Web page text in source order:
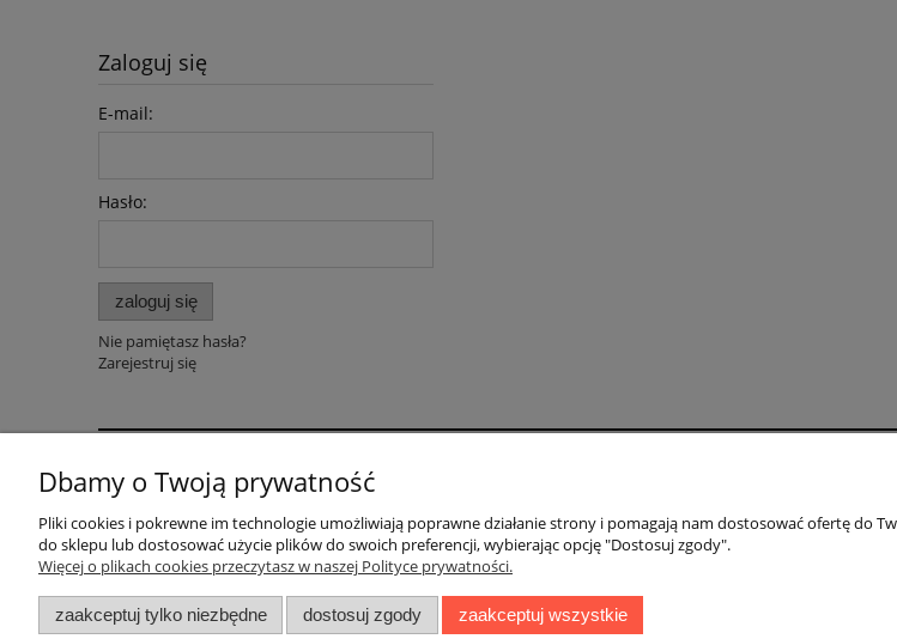
Zaloguj się
E-mail:
Hasło:
zaloguj się
Nie pamiętasz hasła?
Zarejestruj się
Pomoc
Polityka prywatności
Regulaminy
Faktury i paragony
Koszty dostawy
Sposoby płatności
Twoje zamówienia
Ustawienia konta
Dbamy o Twoją prywatność
Pliki cookies i pokrewne im technologie umożliwiają poprawne działanie strony i pomagają nam dostosować ofertę do
do sklepu lub dostosować użycie plików do swoich preferencji, wybierając opcję "Dostosuj zgody".
Więcej o plikach cookies przeczytasz w naszej Polityce prywatności.
zaakceptuj tylko niezbędne dostosuj zgody zaakceptuj wszystkie